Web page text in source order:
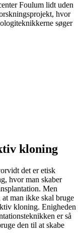
Foulum lidt uden
hvor
søger
kloning
det er etisk
hvor man skaber
Men
man ikke skal bruge
kloning. Enigheden
er så
den til at skabe